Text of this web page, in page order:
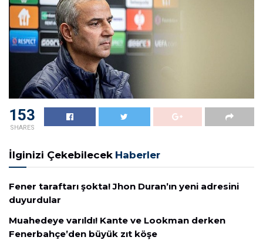
153
SHARES
İlginizi Çekebilecek Haberler
Fener taraftarı şokta! Jhon Duran’ın yeni adresini
duyurdular
Muahedeye varıldı! Kante ve Lookman derken
Fenerbahçe’den büyük zıt köşe